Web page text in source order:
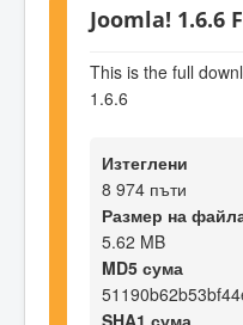
Joomla! 1.6.6
This is the full
1.6.6
Изтеглени
8 974 пъти
Размер на
5.62 MB
MD5 сума